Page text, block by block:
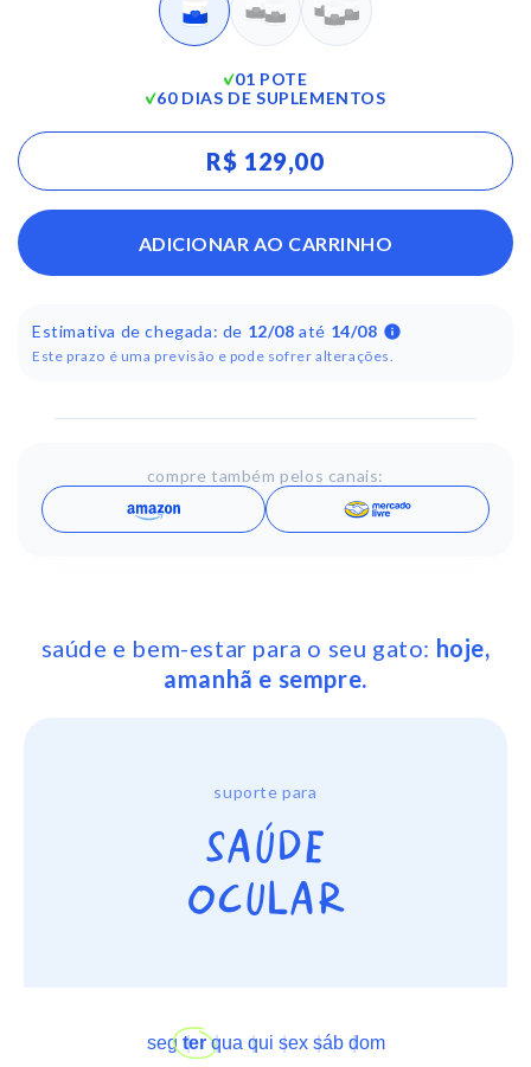
01 POTE
60 DIAS DE SUPLEMENTOS
R$ 129,00
ADICIONAR AO CARRINHO
Estimativa de chegada: de 12/08 até 14/08
Este prazo é uma previsão e pode sofrer alterações.
compre também pelos canais:
saúde e bem-estar para o seu gato: hoje,
amanhã e sempre.
suporte para
SAÚDE
OCULAR
seg ter qua qui sex sáb dom